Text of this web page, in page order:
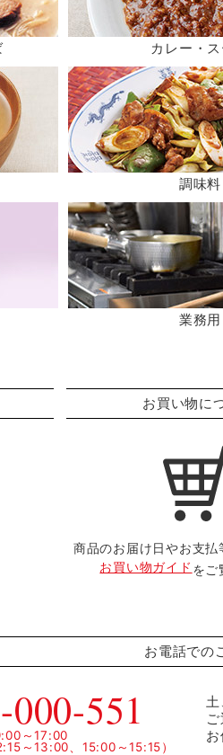
カレー・
調味料
業務用
お買い物に
商品のお届け日やお支払
お買い物ガイドをご
お電話での
000-551
～17:00
～13:00、15:00～15:15）